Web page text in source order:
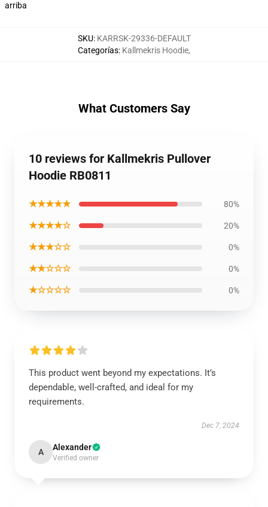
arriba
SKU: KARRSK-29336-DEFAULT
Categorías: Kallmekris Hoodie,
What Customers Say
10 reviews for Kallmekris Pullover
Hoodie RB0811
★★★★★ 80%
★★★★☆ 20%
★★★☆☆ 0%
★★☆☆☆ 0%
★☆☆☆☆ 0%
This product went beyond my expectations. It’s
dependable, well-crafted, and ideal for my
requirements.
Dec 7, 2024
A Alexander
Verified owner